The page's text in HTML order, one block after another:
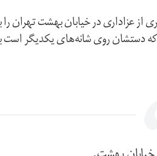
از عزاداری در خیابان بهشت تهران
دستشان روی شانه‌های یکدیگر است